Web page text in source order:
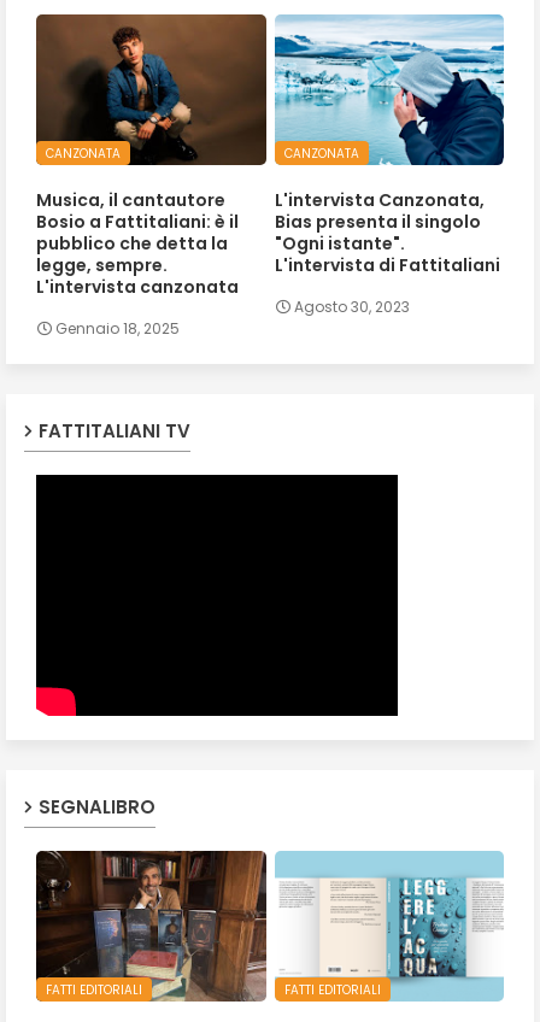
CANZONATA
Musica, il cantautore
Bosio a Fattitaliani: è il
pubblico che detta la
legge, sempre.
L'intervista canzonata
Gennaio 18, 2025
CANZONATA
L'intervista Canzonata,
Bias presenta il singolo
"Ogni istante".
L'intervista di Fattitaliani
Agosto 30, 2023
FATTITALIANI TV
SEGNALIBRO
FATTI EDITORIALI FATTI EDITORIALI